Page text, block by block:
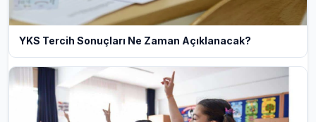
YKS Tercih Sonuçları Ne Zaman Açıklanacak?